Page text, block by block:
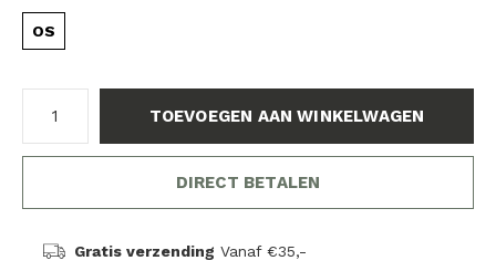
OS
TOEVOEGEN AAN WINKELWAGEN
DIRECT BETALEN
Gratis verzending Vanaf €35,-